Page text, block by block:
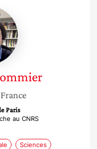
Paris
au CNRS
Sciences